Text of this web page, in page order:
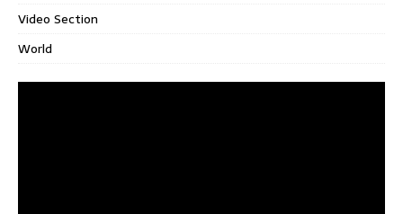
Video Section
World